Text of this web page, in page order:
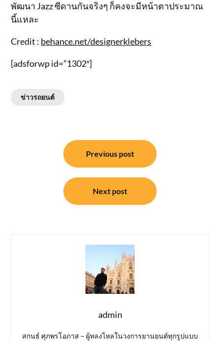
พัฒนา Jazz ซีดานกันจริงๆ ก็คงจะมีหน้าตาประมาณ
นี้แหละ
Credit : behance.net/designerklebers
[adsforwp id=”1302″]
ข่าวรถยนต์
Previous post
Next post
admin
สกนธ์ ศุภพรโอภาส – ผู้หลงไหลในวงการยานยนต์ทุกรูปแบบ